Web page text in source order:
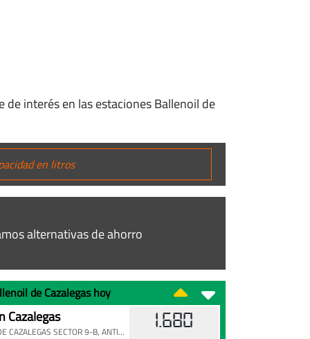
de interés en las estaciones Ballenoil de
alternativas de ahorro
de Cazalegas hoy
Cazalegas
CARRETERA SOTO DE CAZALEGAS SECTOR 9-B, ANTIGUA NV - KM.108,6 KM. 108,6
1.680